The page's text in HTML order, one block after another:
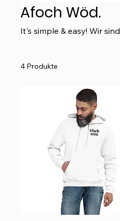
Afoch Wöd.
It's simple & easy! Wir
4 Produkte